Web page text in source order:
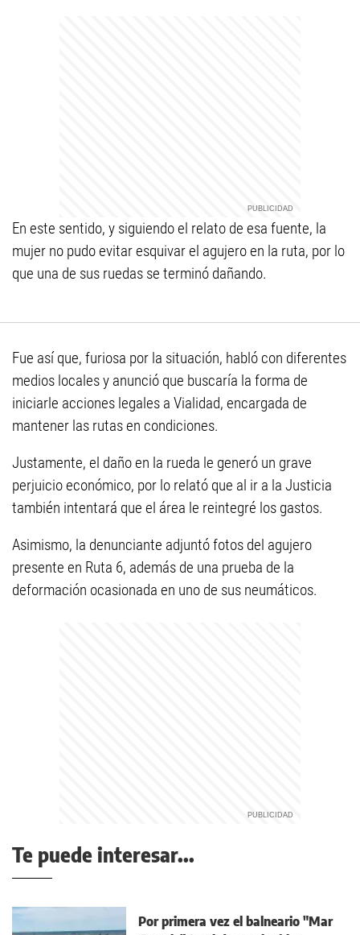
En este sentido, y siguiendo el relato de esa fuente, la
mujer no pudo evitar esquivar el agujero en la ruta, por lo
que una de sus ruedas se terminó dañando.
Fue así que, furiosa por la situación, habló con diferentes
medios locales y anunció que buscaría la forma de
iniciarle acciones legales a Vialidad, encargada de
mantener las rutas en condiciones.
Justamente, el daño en la rueda le generó un grave
perjuicio económico, por lo relató que al ir a la Justicia
también intentará que el área le reintegré los gastos.
Asimismo, la denunciante adjuntó fotos del agujero
presente en Ruta 6, además de una prueba de la
deformación ocasionada en uno de sus neumáticos.
Te puede interesar...
Por primera vez el balneario "Mar